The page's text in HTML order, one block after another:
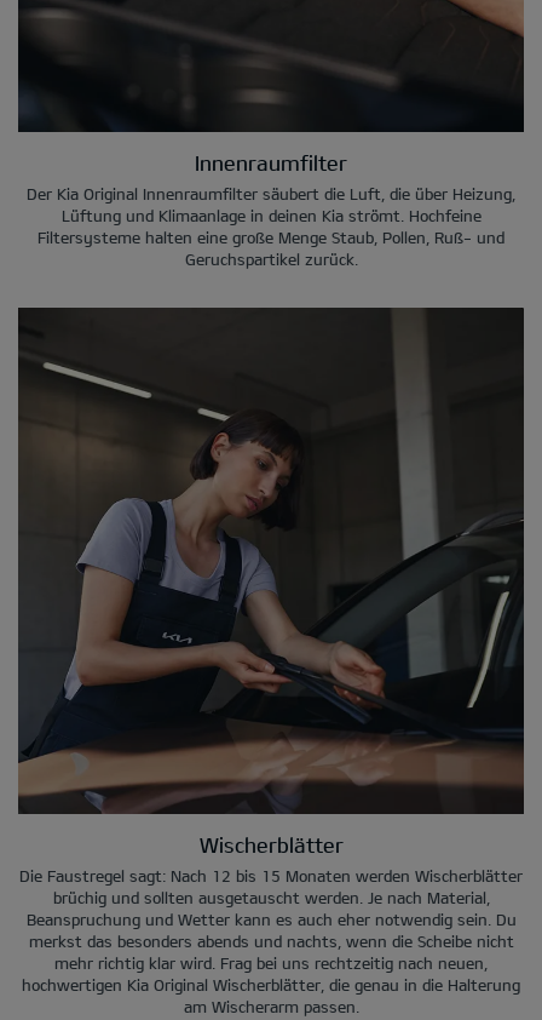
Innenraumfilter
Der Kia Original Innenraumfilter säubert die Luft, die über Heizung,
Lüftung und Klimaanlage in deinen Kia strömt. Hochfeine
Filtersysteme halten eine große Menge Staub, Pollen, Ruß- und
Geruchspartikel zurück.
Wischerblätter
Die Faustregel sagt: Nach 12 bis 15 Monaten werden Wischerblätter
brüchig und sollten ausgetauscht werden. Je nach Material,
Beanspruchung und Wetter kann es auch eher notwendig sein. Du
merkst das besonders abends und nachts, wenn die Scheibe nicht
mehr richtig klar wird. Frag bei uns rechtzeitig nach neuen,
hochwertigen Kia Original Wischerblätter, die genau in die Halterung
am Wischerarm passen.